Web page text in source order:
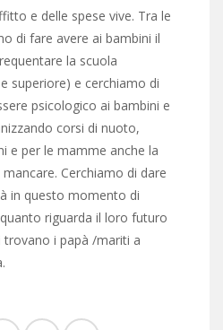
e delle spese vive. Tra le
di fare avere ai bambini il
la scuola
superiore) e cerchiamo di
psicologico ai bambini e
corsi di nuoto,
e per le mamme anche la
Cerchiamo di dare
in questo momento di
riguarda il loro futuro
trovano i papà /mariti a